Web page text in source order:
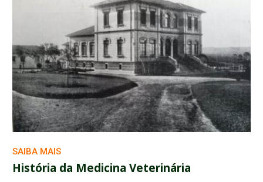
SAIBA MAIS
História da Medicina Veterinária